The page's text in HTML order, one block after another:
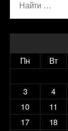
Пн
Вт
3
4
10
11
17
18